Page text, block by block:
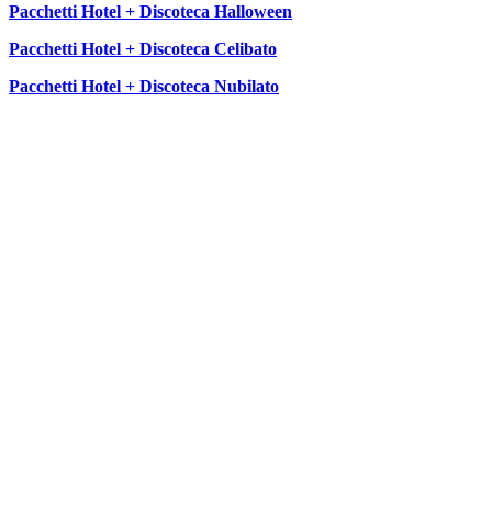
Pacchetti Hotel + Discoteca Halloween
Pacchetti Hotel + Discoteca Celibato
Pacchetti Hotel + Discoteca Nubilato